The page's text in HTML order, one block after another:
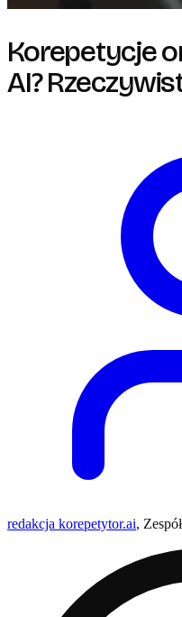
Korepetycje
AI?
redakcja korepetytor.ai,